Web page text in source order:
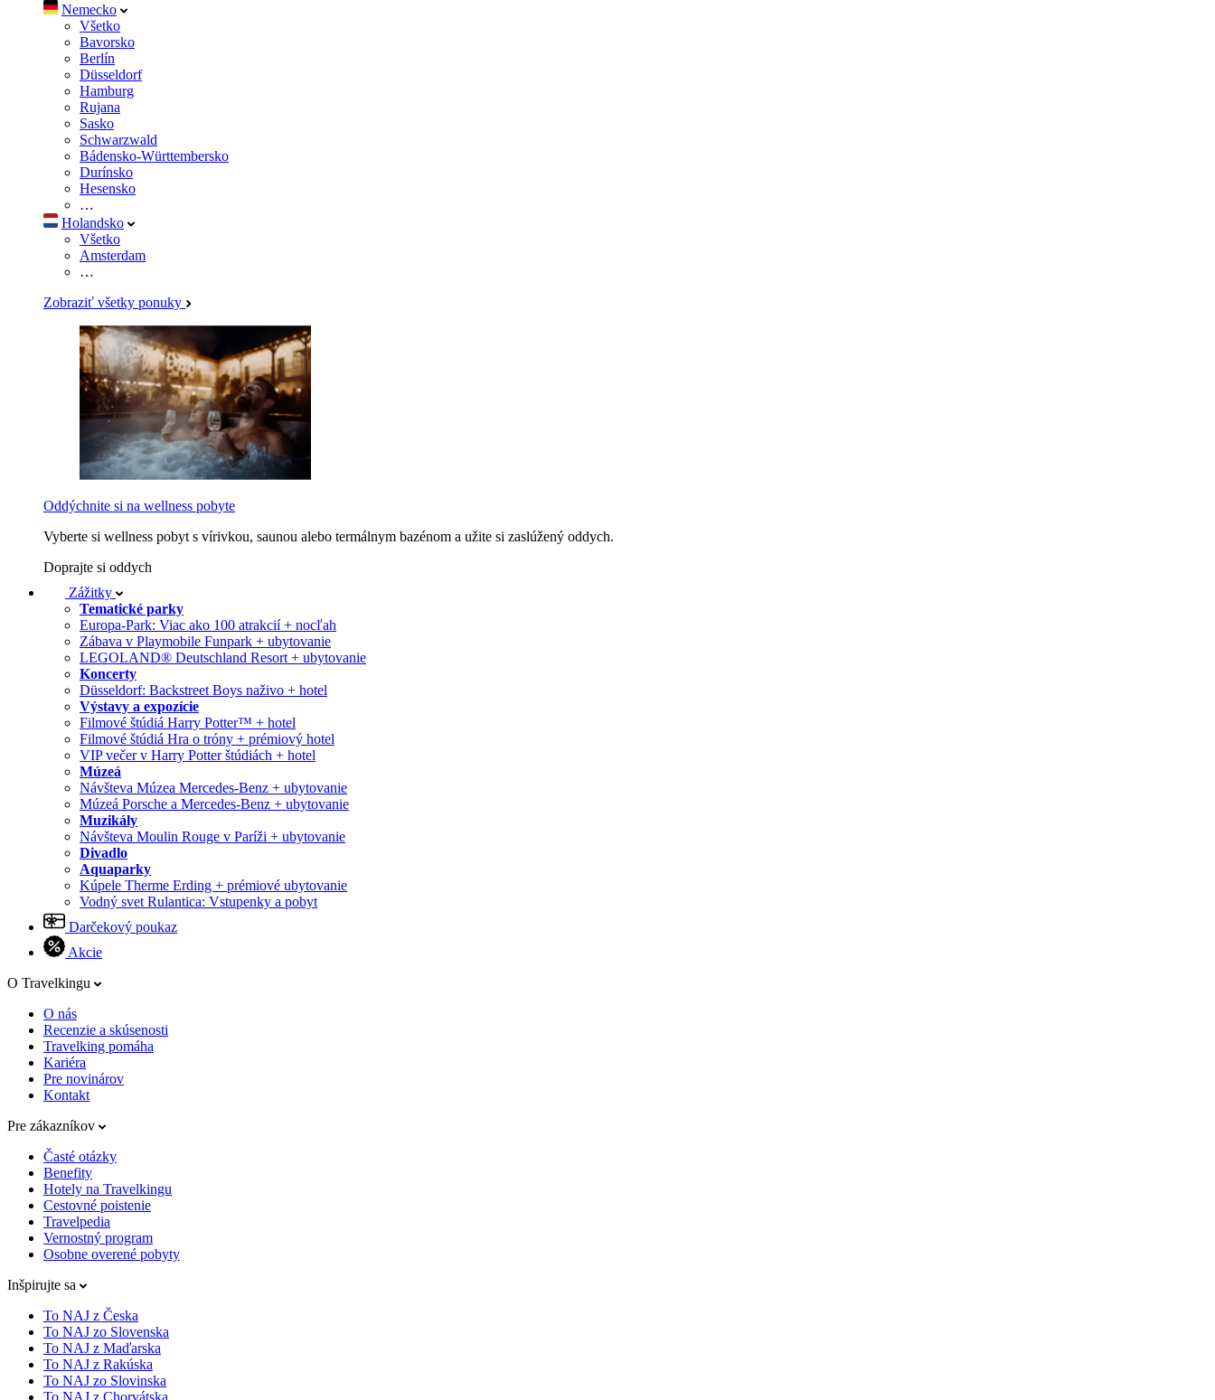
Nemecko
Všetko
Bavorsko
Berlín
Düsseldorf
Hamburg
Rujana
Sasko
Schwarzwald
Bádensko-Württembersko
Durínsko
Hesensko
…
Holandsko
Všetko
Amsterdam
…
Zobraziť všetky ponuky
Oddýchnite si na wellness pobyte
Vyberte si wellness pobyt s vírivkou, saunou alebo termálnym bazénom a užite si zaslúžený oddych.
Doprajte si oddych
Zážitky
Tematické parky
Europa-Park: Viac ako 100 atrakcií + nocľah
Zábava v Playmobile Funpark + ubytovanie
LEGOLAND® Deutschland Resort + ubytovanie
Koncerty
Düsseldorf: Backstreet Boys naživo + hotel
Výstavy a expozície
Filmové štúdiá Harry Potter™ + hotel
Filmové štúdiá Hra o tróny + prémiový hotel
VIP večer v Harry Potter štúdiách + hotel
Múzeá
Návšteva Múzea Mercedes-Benz + ubytovanie
Múzeá Porsche a Mercedes-Benz + ubytovanie
Muzikály
Návšteva Moulin Rouge v Paríži + ubytovanie
Divadlo
Aquaparky
Kúpele Therme Erding + prémiové ubytovanie
Vodný svet Rulantica: Vstupenky a pobyt
Darčekový poukaz
Akcie
O Travelkingu
O nás
Recenzie a skúsenosti
Travelking pomáha
Kariéra
Pre novinárov
Kontakt
Pre zákazníkov
Časté otázky
Benefity
Hotely na Travelkingu
Cestovné poistenie
Travelpedia
Vernostný program
Osobne overené pobyty
Inšpirujte sa
To NAJ z Česka
To NAJ zo Slovenska
To NAJ z Maďarska
To NAJ z Rakúska
To NAJ zo Slovinska
To NAJ z Chorvátska